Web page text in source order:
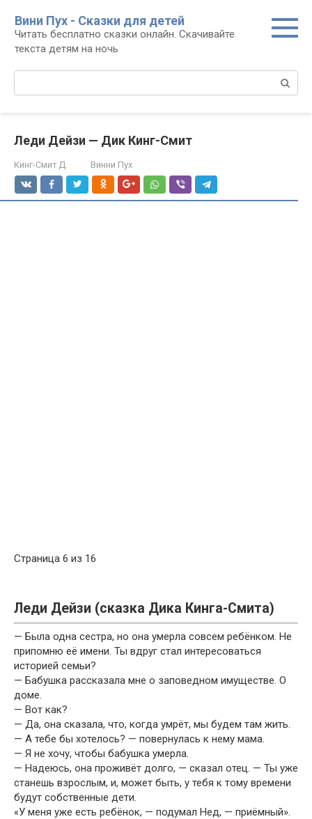
контенту
Вини Пух - Сказки для детей
Читать бесплатно сказки онлайн. Скачивайте
текста детям на ночь
Леди Дейзи — Дик Кинг-Смит
Кинг-Смит Д. Винни Пух
Страница 6 из 16
Леди Дейзи (сказка Дика Кинга-Смита)
— Была одна сестра, но она умерла совсем ребёнком. Не
припомню её имени. Ты вдруг стал интересоваться
историей семьи?
— Бабушка рассказала мне о заповедном имуществе. О
доме.
— Вот как?
— Да, она сказала, что, когда умрёт, мы будем там жить.
— А тебе бы хотелось? — повернулась к нему мама.
— Я не хочу, чтобы бабушка умерла.
— Надеюсь, она проживёт долго, — сказал отец. — Ты уже
станешь взрослым, и, может быть, у тебя к тому времени
будут собственные дети.
«У меня уже есть ребёнок, — подумал Нед, — приёмный».